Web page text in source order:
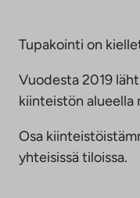
Tupakointi on
Vuodesta 2019
kiinteistön
Osa
yhteisissä tiloissa.